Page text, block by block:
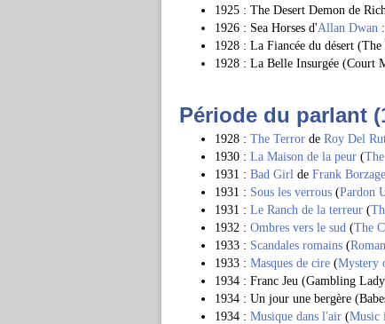
1925 : The Desert Demon de
1926 : Sea Horses d'Allan Dwan
1928 : La Fiancée du désert
1928 : La Belle Insurgée (Court
Période du parlant
1928 : The Terror de Roy Del
1930 : La Maison de la peur (
1931 : Bad Girl de Frank Borzage
1931 : Sous les verrous (Pardon
1931 : Le Ranch de la terreur (
1932 : Ombres vers le sud (The
1933 : Scandales romains (
1933 : Masques de cire (Mystery
1934 : Franc Jeu (Gambling
1934 : Un jour une bergère
1934 : Musique dans l'air (Music